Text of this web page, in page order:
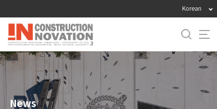
로
메
뉴
Korean
News